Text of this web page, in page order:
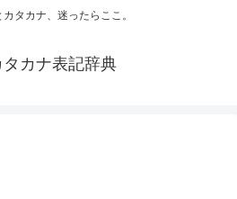
タカナ、迷ったらここ。
カナ表記辞典